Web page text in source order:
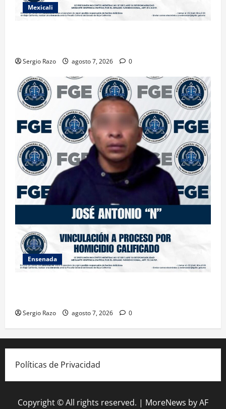
Mexicali
Sergio Razo agosto 7, 2026 0
Ensenada
Sergio Razo agosto 7, 2026 0
Políticas de Privacidad
Copyright © All rights reserved. | MoreNews by AF